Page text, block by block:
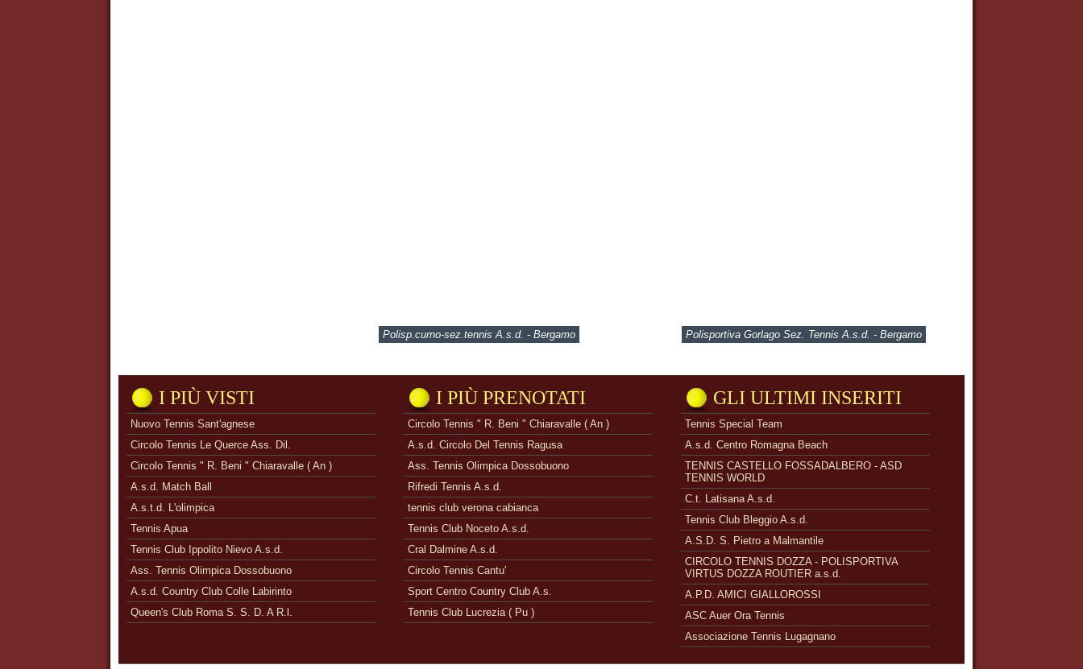
Polisp.curno-sez.tennis A.s.d. - Bergamo Polisportiva Gorlago Sez. Tennis A.s.d. - Bergamo
I PIÙ VISTI
Nuovo Tennis Sant'agnese
Circolo Tennis Le Querce Ass. Dil.
Circolo Tennis " R. Beni " Chiaravalle ( An )
A.s.d. Match Ball
A.s.t.d. L'olimpica
Tennis Apua
Tennis Club Ippolito Nievo A.s.d.
Ass. Tennis Olimpica Dossobuono
A.s.d. Country Club Colle Labirinto
Queen's Club Roma S. S. D. A R.l.
I PIÙ PRENOTATI
Circolo Tennis " R. Beni " Chiaravalle ( An )
A.s.d. Circolo Del Tennis Ragusa
Ass. Tennis Olimpica Dossobuono
Rifredi Tennis A.s.d.
tennis club verona cabianca
Tennis Club Noceto A.s.d.
Cral Dalmine A.s.d.
Circolo Tennis Cantu'
Sport Centro Country Club A.s.
Tennis Club Lucrezia ( Pu )
GLI ULTIMI INSERITI
Tennis Special Team
A.s.d. Centro Romagna Beach
TENNIS CASTELLO FOSSADALBERO - ASD
TENNIS WORLD
C.t. Latisana A.s.d.
Tennis Club Bleggio A.s.d.
A.S.D. S. Pietro a Malmantile
CIRCOLO TENNIS DOZZA - POLISPORTIVA
VIRTUS DOZZA ROUTIER a.s.d.
A.P.D. AMICI GIALLOROSSI
ASC Auer Ora Tennis
Associazione Tennis Lugagnano